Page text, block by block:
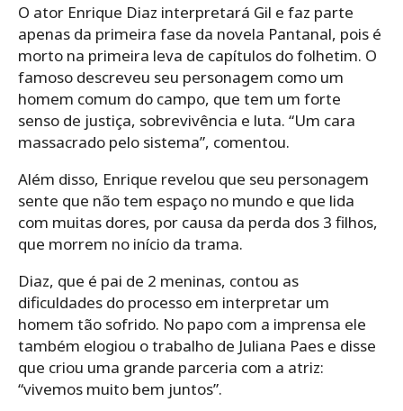
O ator Enrique Diaz interpretará Gil e faz parte
apenas da primeira fase da novela Pantanal, pois é
morto na primeira leva de capítulos do folhetim. O
famoso descreveu seu personagem como um
homem comum do campo, que tem um forte
senso de justiça, sobrevivência e luta. “Um cara
massacrado pelo sistema”, comentou.
Além disso, Enrique revelou que seu personagem
sente que não tem espaço no mundo e que lida
com muitas dores, por causa da perda dos 3 filhos,
que morrem no início da trama.
Diaz, que é pai de 2 meninas, contou as
dificuldades do processo em interpretar um
homem tão sofrido. No papo com a imprensa ele
também elogiou o trabalho de Juliana Paes e disse
que criou uma grande parceria com a atriz:
“vivemos muito bem juntos”.